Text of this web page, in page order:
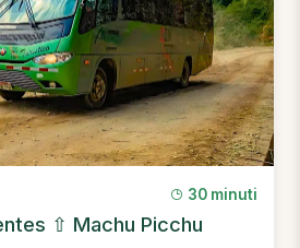
30 minuti
⇧ Machu Picchu